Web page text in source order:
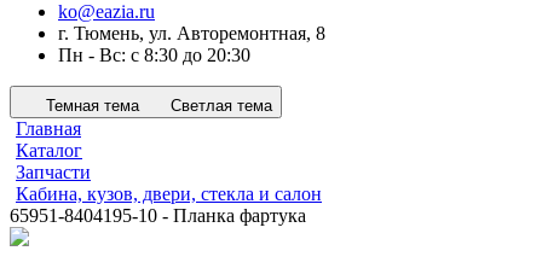
ko@eazia.ru
г. Тюмень, ул. Авторемонтная, 8
Пн - Вс: с 8:30 до 20:30
Темная тема Светлая тема
Главная
Каталог
Запчасти
Кабина, кузов, двери, стекла и салон
65951-8404195-10 - Планка фартука